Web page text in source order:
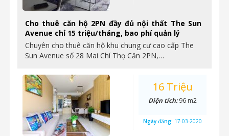
Cho thuê căn hộ 2PN đầy đủ nội thất The Sun
Avenue chỉ 15 triệu/tháng, bao phí quản lý
Chuyên cho thuê căn hộ khu chung cư cao cấp The
Sun Avenue số 28 Mai Chí Thọ Căn 2PN,…
16 Triệu
Diện tích:96 m2
Ngày đăng: 17-03-2020